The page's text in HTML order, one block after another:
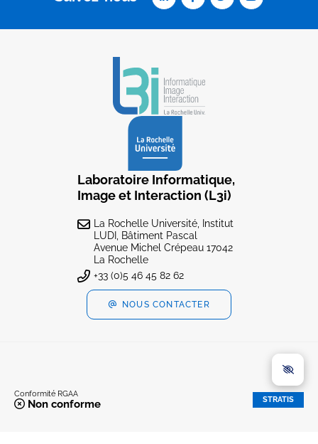
Laboratoire Informatique,
Image et Interaction (L3i)
La Rochelle Université, Institut
LUDI, Bâtiment Pascal
Avenue Michel Crépeau 17042
La Rochelle
+33 (0)5 46 45 82 62
NOUS CONTACTER
Conformité RGAA
Non conforme STRATIS